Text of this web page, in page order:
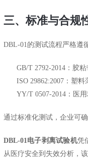
三、标准与合规
DBL-01的测试流程严格遵
GB/T 2792-2014：胶
ISO 29862:2007：塑
YY/T 0507-2014：医
通过标准化测试，企业可
DBL-01电子剥离试验机凭
从医疗安全到失效分析，